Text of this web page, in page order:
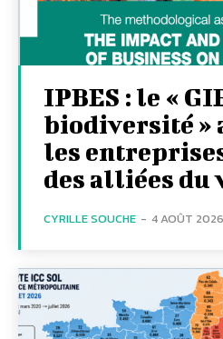
IPBES : le «
biodiversité »
les
des alliées du
CYRILLE SOUCHE - 4 AOÛT 2026